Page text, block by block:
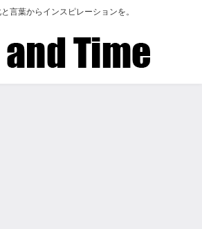
言葉からインスピレーションを。